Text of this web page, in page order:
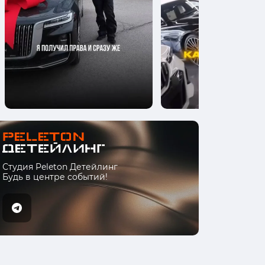
Студия Peleton Детейлинг
Будь в центре событий!